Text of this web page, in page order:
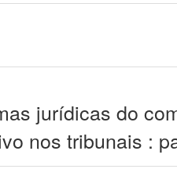
jurídicas do
nos tribunais :